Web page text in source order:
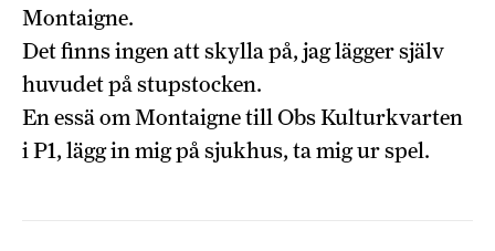
Montaigne.
Det finns ingen att skylla på, jag lägger själv
huvudet på stupstocken.
En essä om Montaigne till Obs Kulturkvarten
i P1, lägg in mig på sjukhus, ta mig ur spel.